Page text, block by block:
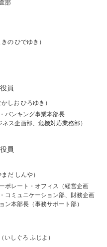
部
の ひでゆき）
員
かしお ひろゆき）
バンキング事業本部長
ネス企画部、危機対応業務部）
員
だ しんや）
ポレート・オフィス（経営企画
コミュニケーション部、財務企画
ン本部長（事務サポート部）
（いしぐろ ふじよ）